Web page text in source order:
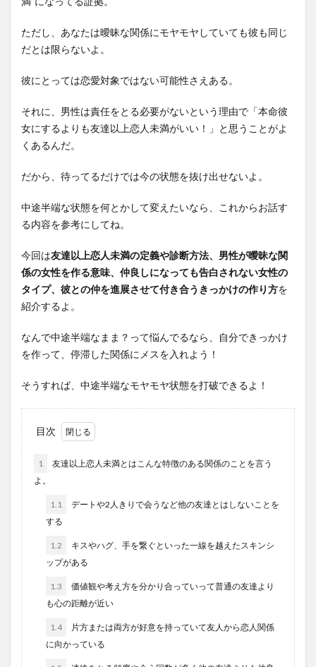
ただし、あなたは曖昧な関係にモヤモヤしていても彼も同じ
だとは限らないよ。
彼にとっては恋愛対象ではない可能性さえある。
それに、男性は責任をとる必要がないという理由で「本命彼
女にするよりも友達以上恋人未満がいい！」と思うことがよ
くあるんだ。
だから、待ってるだけでは今の状態を抜け出せないよ。
中途半端な状態を何とかして変えたいなら、これからお話す
る内容を参考にしてね。
今回は友達以上恋人未満の定義や診断方法、男性が曖昧な関
係の女性を作る意味、仲良しになっても告白されない女性の
タイプ、彼との仲を進展させて付き合うきっかけの作り方を
紹介するよ。
なんで中途半端なまま？って悩んでるなら、自分できっかけ
を作って、停滞した関係にメスを入れよう！
そうすれば、中途半端なモヤモヤ状態を打破できるよ！
目次
1
友達以上恋人未満とはこんな特徴のある関係のことを言う
よ。
1.1
デートや2人きりで会うなど他の友達とはしないことを
する
1.2
キスやハグ、手を繋ぐといった一線を越えたスキンシ
ップがある
1.3
価値観や考え方を分かり合っていって普通の友達より
も心の距離が近い
1.4
片方または両方が好意を持っていて友人から恋人関係
に向かっている